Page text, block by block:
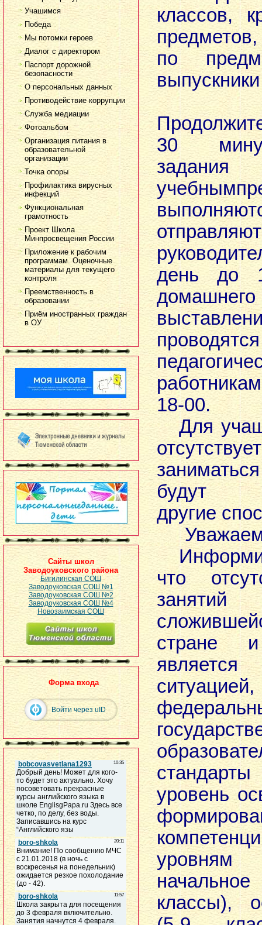
Учашимся
Победа
Мы потомки героев
Диалог с директором
Паспорт дорожной
безопасности
О персональных данных
Противодействие коррупции
Служба медиации
Фотоальбом
Организация питания в
образовательной
организации
Точка опоры
Профилактика вирусных
инфекций
Функциональная
грамотность
Проект Школа
Минпросвещения России
Приложение к рабочим
программам. Оценочные
материалы для текущего
контроля
Преемственность в
образовании
Приём иностранных граждан
в ОУ
Сайты школ
Заводоуковского района
Бигилинская СОШ
Заводоуковская СОШ №1
Заводоуковская СОШ №2
Заводоуковская СОШ №4
Новозаимская СОШ
Форма входа
Войти через uID
классов,
по
30
день до
проводятся
18-00.
Для
будут
другие
что
стране
уровень
уровням
классы),